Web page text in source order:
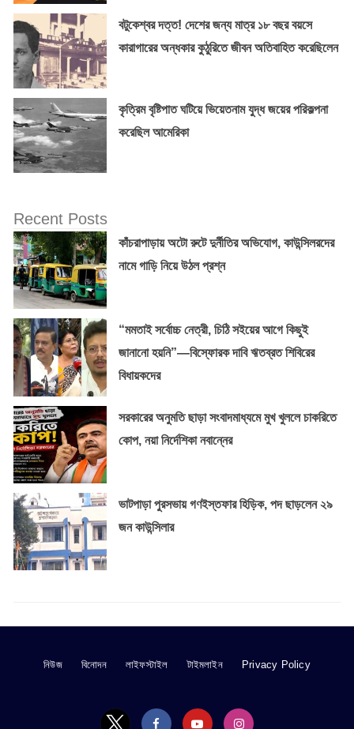
বটুকেশ্বর দত্ত! দেশের জন্য মাত্র ১৮ বছর বয়সে
কারাগারের অন্ধকার কুঠুরিতে জীবন অতিবাহিত করেছিলেন
কৃত্রিম বৃষ্টিপাত ঘটিয়ে ভিয়েতনাম যুদ্ধ জয়ের পরিকল্পনা
করেছিল আমেরিকা
Recent Posts
কাঁচরাপাড়ায় অটো রুটে দুর্নীতির অভিযোগ, কাউন্সিলরদের
নামে গাড়ি নিয়ে উঠল প্রশ্ন
“মমতাই সর্বোচ্চ নেত্রী, চিঠি সইয়ের আগে কিছুই
জানানো হয়নি”—বিস্ফোরক দাবি ঋতব্রত শিবিরের
বিধায়কদের
সরকারের অনুমতি ছাড়া সংবাদমাধ্যমে মুখ খুললে চাকরিতে
কোপ, নয়া নির্দেশিকা নবান্নের
ভাটপাড়া পুরসভায় গণইস্তফার হিড়িক, পদ ছাড়লেন ২৯
জন কাউন্সিলার
নিউজ বিনোদন লাইফস্টাইল টাইমলাইন Privacy Policy